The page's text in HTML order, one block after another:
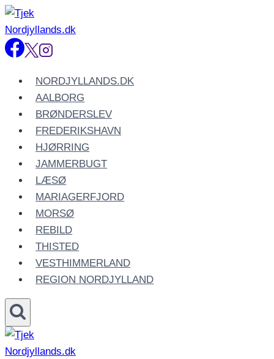
Fortsæt
til
indhold
NORDJYLLANDS.DK
AALBORG
BRØNDERSLEV
FREDERIKSHAVN
HJØRRING
JAMMERBUGT
LÆSØ
MARIAGERFJORD
MORSØ
REBILD
THISTED
VESTHIMMERLAND
REGION NORDJYLLAND